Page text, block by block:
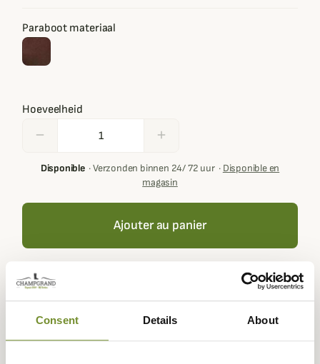
Consent Details About
Paraboot materiaal
Hoeveelheid
remove add
Disponible·Verzonden binnen 24/ 72 uur· Disponible en
magasin
Ajouter au panier
Buying this product you will collect
with our loyalty
program. Your cart will total€ 10,00.